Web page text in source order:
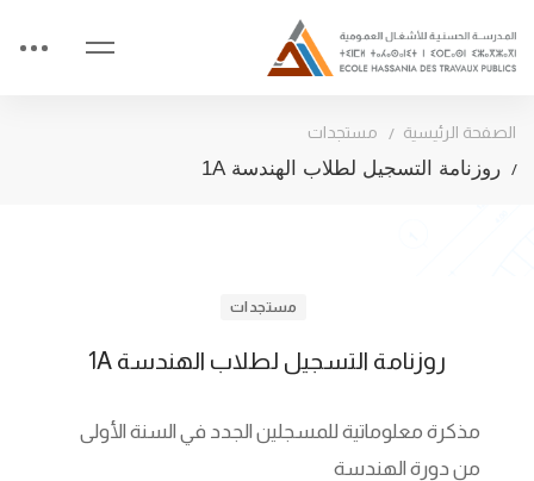
الصفحة الرئيسية مستجدات
روزنامة التسجيل لطلاب الهندسة 1A
مستجدات
روزنامة التسجيل لطلاب الهندسة 1A
مذكرة معلوماتية للمسجلين الجدد في السنة الأولى
من دورة الهندسة